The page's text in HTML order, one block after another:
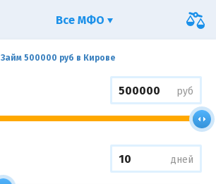
Займ 500000 руб в Кирове
руб
дней
Все МФО